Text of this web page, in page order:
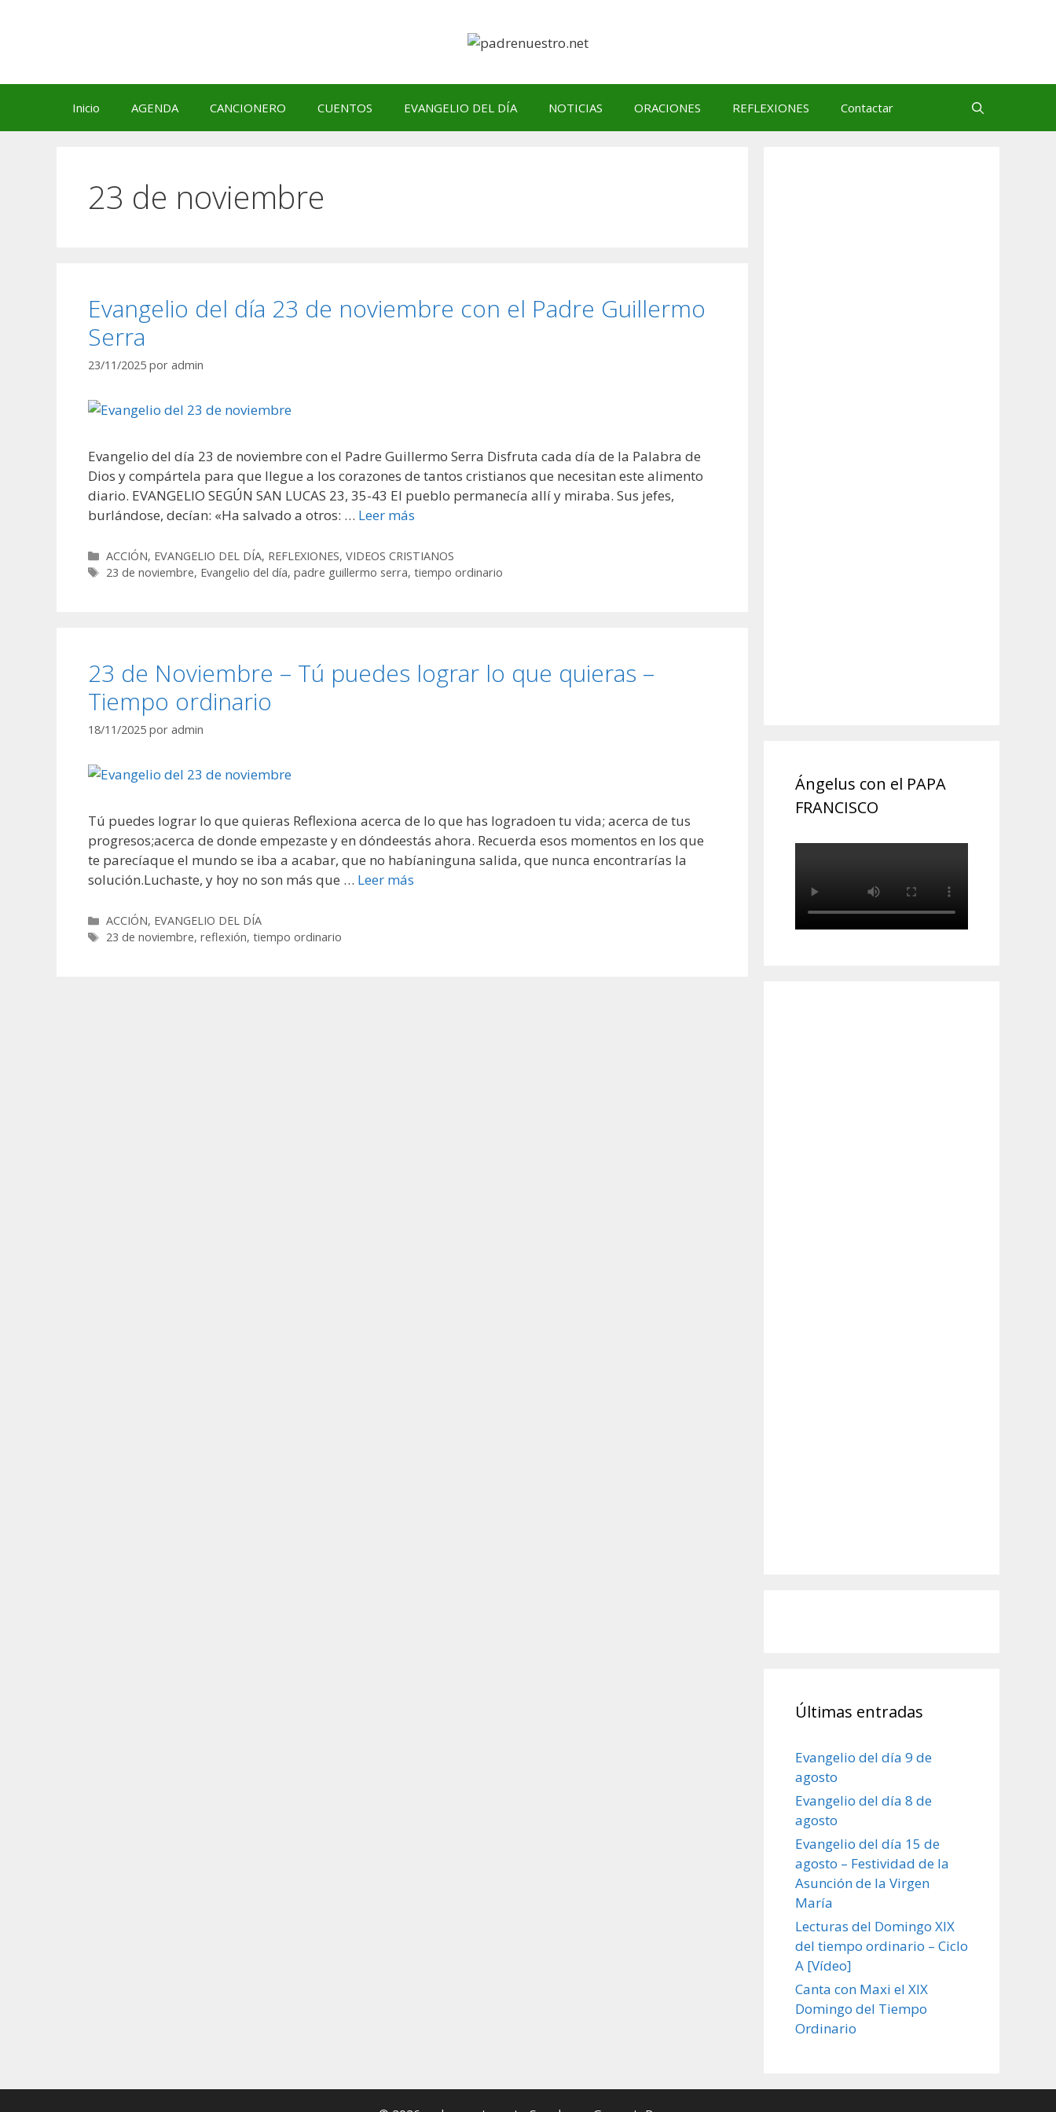
Inicio AGENDA CANCIONERO CUENTOS EVANGELIO DEL DÍA NOTICIAS ORACIONES REFLEXIONES Contactar
23 de noviembre
Evangelio del día 23 de noviembre con el Padre Guillermo
Serra
23/11/2025 por admin
Evangelio del día 23 de noviembre con el Padre Guillermo Serra Disfruta cada día de la Palabra de
Dios y compártela para que llegue a los corazones de tantos cristianos que necesitan este alimento
diario. EVANGELIO SEGÚN SAN LUCAS 23, 35-43 El pueblo permanecía allí y miraba. Sus jefes,
burlándose, decían: «Ha salvado a otros: … Leer más
Categorías
ACCIÓN, EVANGELIO DEL DÍA, REFLEXIONES,VIDEOS CRISTIANOS
Etiquetas
23 de noviembre, Evangelio del día,padre guillermo serra,tiempo ordinario
23 de Noviembre – Tú puedes lograr lo que quieras –
Tiempo ordinario
18/11/2025 por admin
Tú puedes lograr lo que quieras Reflexiona acerca de lo que has logradoen tu vida; acerca de tus
progresos;acerca de donde empezaste y en dóndeestás ahora. Recuerda esos momentos en los que
te parecíaque el mundo se iba a acabar, que no habíaninguna salida, que nunca encontrarías la
solución.Luchaste, y hoy no son más que … Leer más
Categorías
ACCIÓN, EVANGELIO DEL DÍA
Etiquetas
23 de noviembre,reflexión,tiempo ordinario
Ángelus con el PAPA
FRANCISCO
Últimas entradas
Evangelio del día 9 de
agosto
Evangelio del día 8 de
agosto
Evangelio del día 15 de
agosto – Festividad de la
Asunción de la Virgen
María
Lecturas del Domingo XIX
del tiempo ordinario – Ciclo
A [Vídeo]
Canta con Maxi el XIX
Domingo del Tiempo
Ordinario